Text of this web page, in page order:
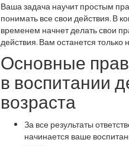
Ваша задача научит простым
понимать все свои действия. В
временем начнет делать свои
действия. Вам останется только
Основные
в воспитании
возраста
За все результаты
начинается ваше